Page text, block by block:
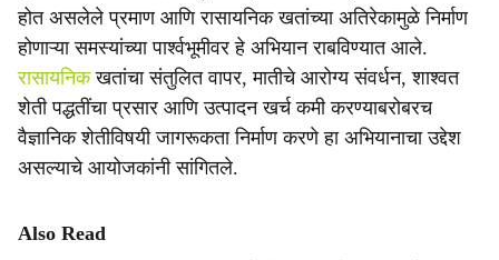
होत असलेले प्रमाण आणि रासायनिक खतांच्या अतिरेकामुळे निर्माण
होणाऱ्या समस्यांच्या पार्श्वभूमीवर हे अभियान राबविण्यात आले.
रासायनिकखतांचा संतुलित वापर, मातीचे आरोग्य संवर्धन, शाश्वत
शेती पद्धतींचा प्रसार आणि उत्पादन खर्च कमी करण्याबरोबरच
वैज्ञानिक शेतीविषयी जागरूकता निर्माण करणे हा अभियानाचा उद्देश
असल्याचे आयोजकांनी सांगितले.
Also Read